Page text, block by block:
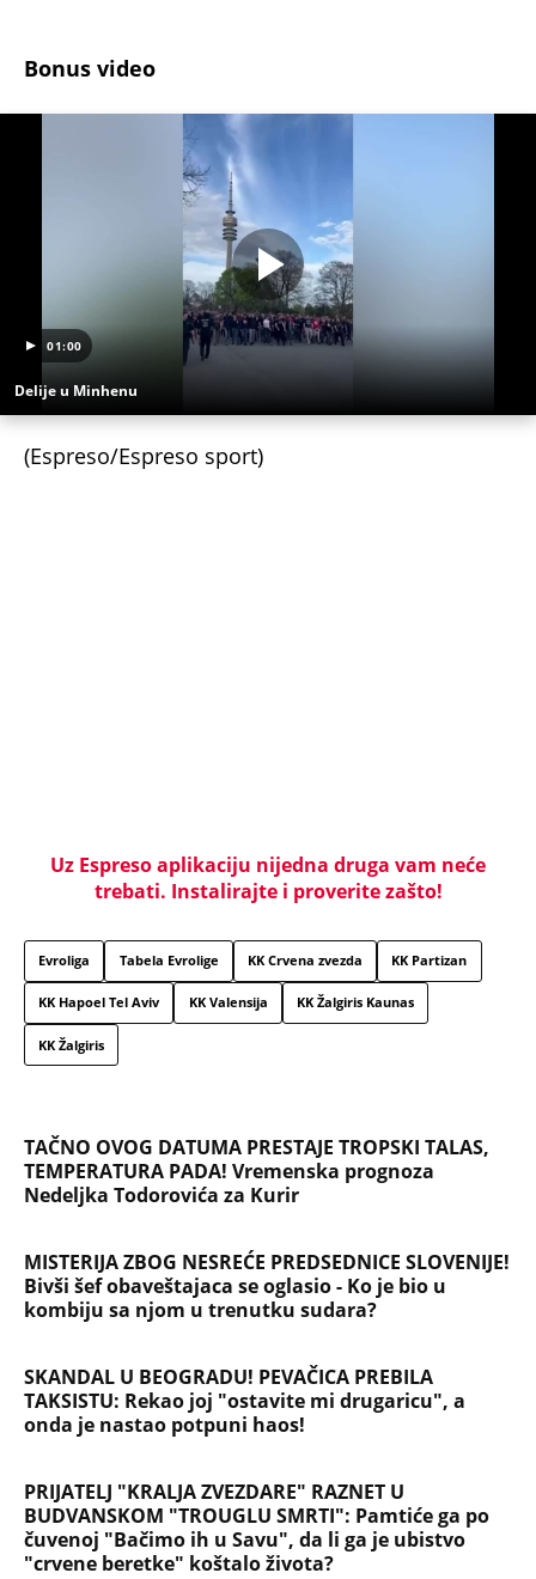
Bonus video
01:00
Delije u Minhenu
(Espreso/Espreso sport)
Uz Espreso aplikaciju nijedna druga vam neće
trebati. Instalirajte i proverite zašto!
Evroliga Tabela Evrolige KK Crvena zvezda KK Partizan
KK Hapoel Tel Aviv KK Valensija KK Žalgiris Kaunas
KK Žalgiris
TAČNO OVOG DATUMA PRESTAJE TROPSKI TALAS,
TEMPERATURA PADA! Vremenska prognoza
Nedeljka Todorovića za Kurir
MISTERIJA ZBOG NESREĆE PREDSEDNICE SLOVENIJE!
Bivši šef obaveštajaca se oglasio - Ko je bio u
kombiju sa njom u trenutku sudara?
SKANDAL U BEOGRADU! PEVAČICA PREBILA
TAKSISTU: Rekao joj "ostavite mi drugaricu", a
onda je nastao potpuni haos!
PRIJATELJ "KRALJA ZVEZDARE" RAZNET U
BUDVANSKOM "TROUGLU SMRTI": Pamtiće ga po
čuvenoj "Bačimo ih u Savu", da li ga je ubistvo
"crvene beretke" koštalo života?